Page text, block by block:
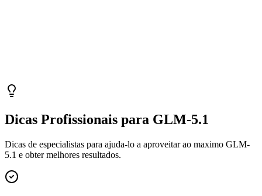
Dicas Profissionais para GLM-5.1
Dicas de especialistas para ajuda-lo a aproveitar ao maximo GLM-
5.1 e obter melhores resultados.